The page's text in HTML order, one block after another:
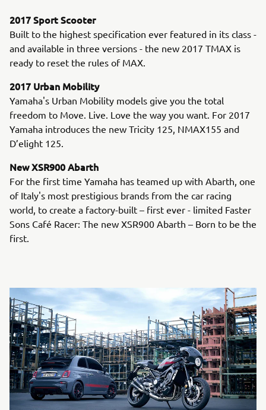
2017 Sport Scooter
Built to the highest specification ever featured in its class -
and available in three versions - the new 2017 TMAX is
ready to reset the rules of MAX.
2017 Urban Mobility
Yamaha's Urban Mobility models give you the total
freedom to Move. Live. Love the way you want. For 2017
Yamaha introduces the new Tricity 125, NMAX155 and
D’elight 125.
New XSR900 Abarth
For the first time Yamaha has teamed up with Abarth, one
of Italy's most prestigious brands from the car racing
world, to create a factory-built – first ever - limited Faster
Sons Café Racer: The new XSR900 Abarth – Born to be the
first.